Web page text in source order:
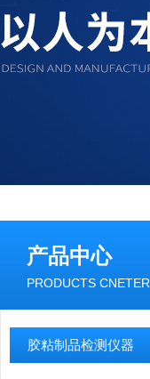
产品中心
PRODUCTS CNETER
胶粘制品检测仪器